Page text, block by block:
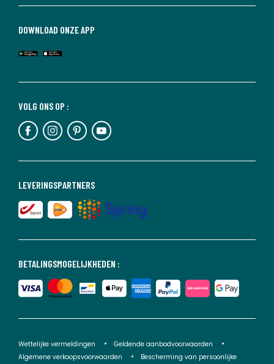
BETALINGSMOGELIJKHEDEN :
LEVERINGSPARTNERS
VOLG ONS OP :
DOWNLOAD ONZE APP
Wettelijke vermeldingen
Geldende aanbodvoorwaarden
Algemene verkoopsvoorwaarden
Bescherming van persoonlijke